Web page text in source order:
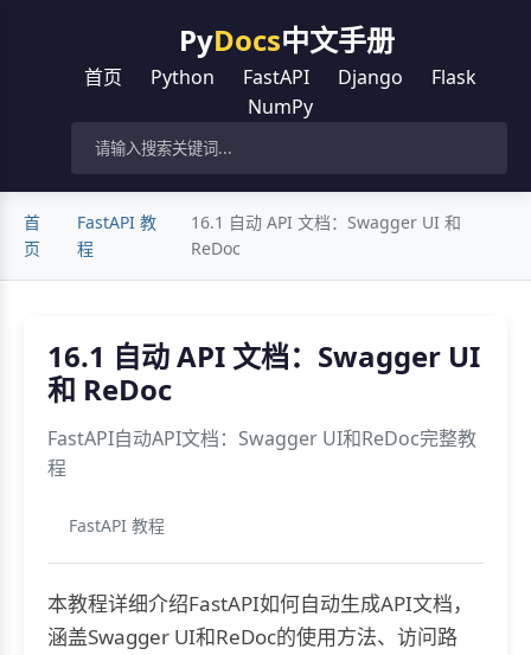
PyDocs中文手册
首页 Python FastAPI Django
Flask
NumPy
首
页
FastAPI 教
程
16.1 自动 API 文档：Swagger UI 和
ReDoc
16.1 自动 API 文档：Swagger UI
和 ReDoc
FastAPI自动API文档：Swagger UI和ReDoc完整教
程
FastAPI 教程
本教程详细介绍FastAPI如何自动生成API文档，
涵盖Swagger UI和ReDoc的使用方法、访问路